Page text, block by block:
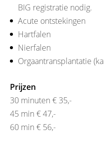
BIG registratie nodig.
Acute ontstekingen
Hartfalen
Nierfalen
Orgaantransplantatie
Prijzen
30 minuten € 35,-
45 min € 47,-
60 min € 56,-